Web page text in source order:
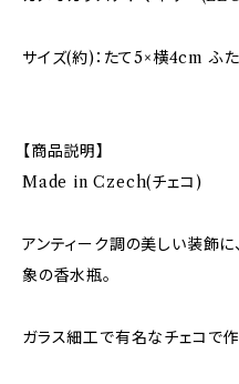
サイズ(約)：たて5×横4cm ふ
【商品説明】
Made in Czech(チェコ)
アンティーク調の美しい装飾
象の香水瓶。
ガラス細工で有名なチェコで作